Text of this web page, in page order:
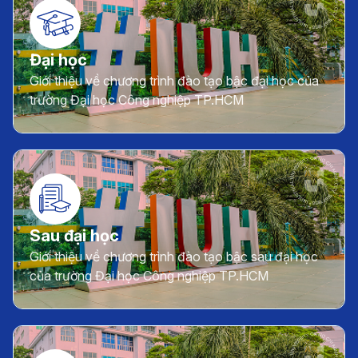
Đại học
Giới thiệu về chương trình đào tạo bậc đại học của
trường Đại học Công nghiệp TP.HCM
Sau đại học
Giới thiệu về chương trình đào tạo bậc sau đại học
của trường Đại học Công nghiệp TP.HCM